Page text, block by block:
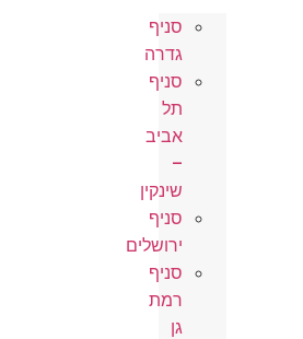
סניף
גדרה
סניף
תל
אביב
–
שינקין
סניף
ירושלים
סניף
רמת
גן